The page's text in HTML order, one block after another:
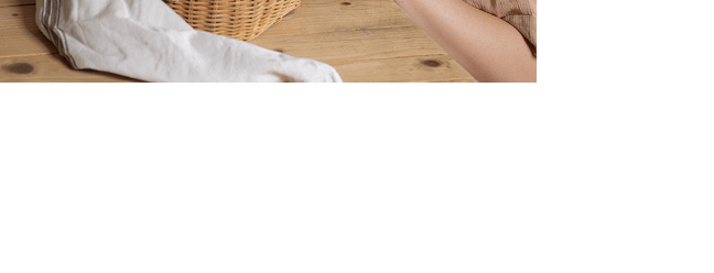
Ein Link zum Erstellen eines neuen Passworts wird an deine E-
Mail-Adresse gesendet.